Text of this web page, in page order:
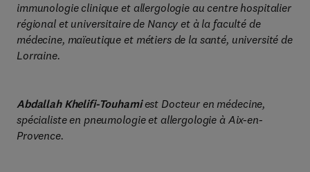
immunologie clinique et allergologie au centre hospitalier
régional et universitaire de Nancy et à la faculté de
médecine, maïeutique et métiers de la santé, université de
Lorraine.
Abdallah Khelifi-Touhamiest Docteur en médecine,
spécialiste en pneumologie et allergologie à Aix-en-
Provence.